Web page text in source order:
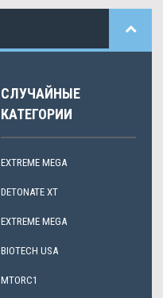
СЛУЧАЙНЫЕ
КАТЕГОРИИ
EXTREME MEGA
DETONATE XT
EXTREME MEGA
BIOTECH USA
MTORC1